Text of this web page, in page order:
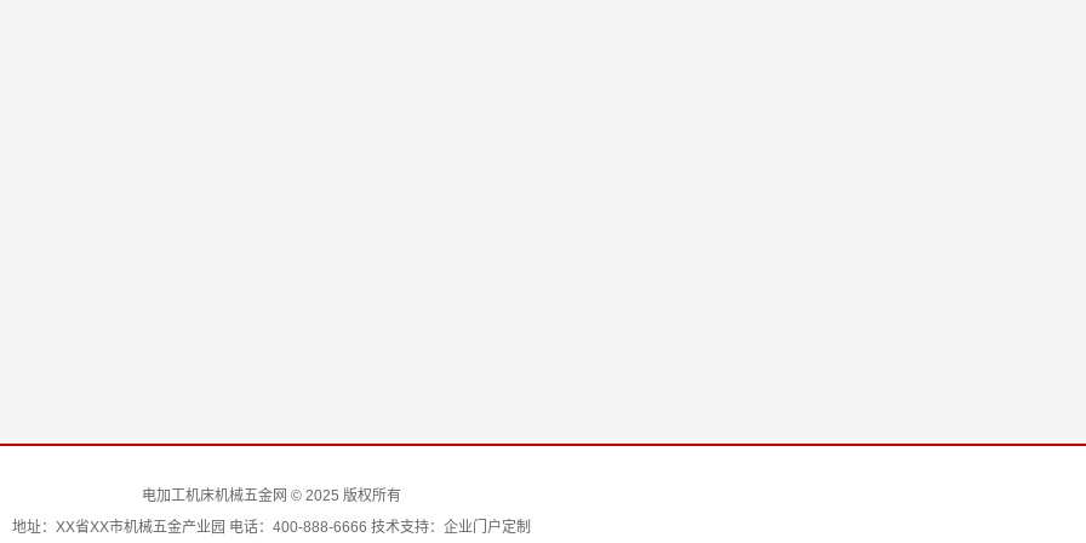
电加工机床机械五金网 © 2025 版权所有
地址：XX省XX市机械五金产业园 电话：400-888-6666 技术支持：企业门户定制